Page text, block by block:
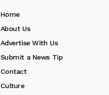
Home
About Us
Advertise With Us
Submit a News Tip
Contact
Culture